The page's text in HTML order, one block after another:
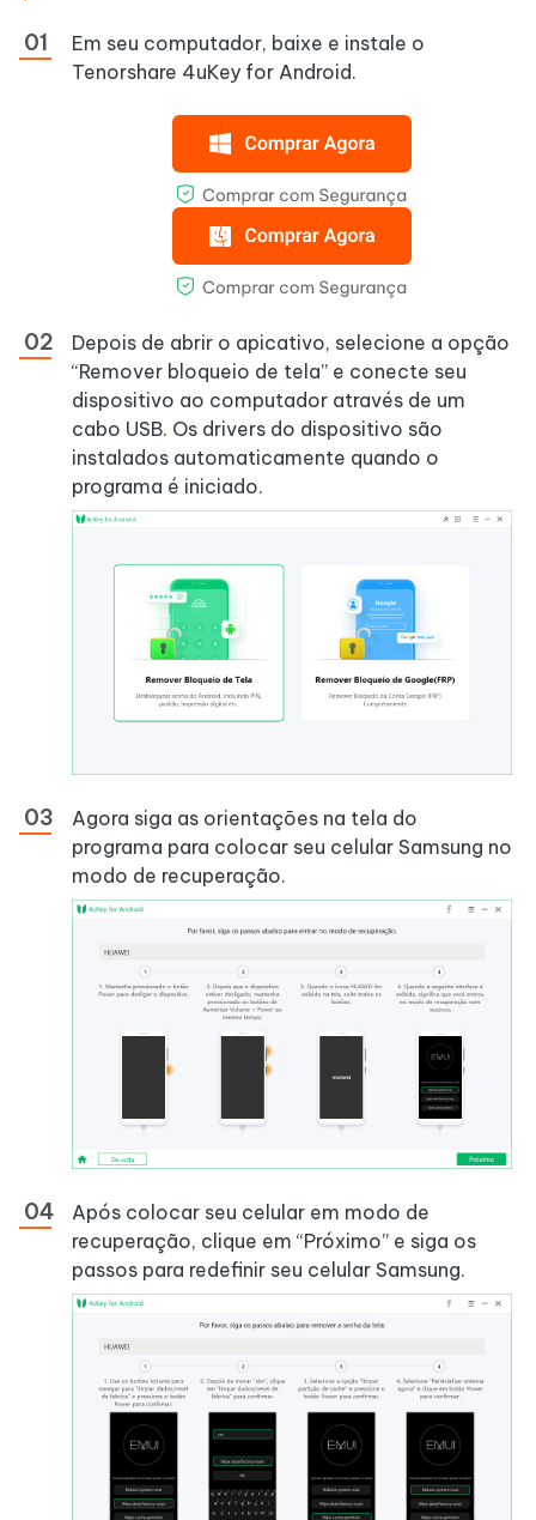
Em seu computador, baixe e instale o
Tenorshare 4uKey for Android.
Depois de abrir o apicativo, selecione a opção
“Remover bloqueio de tela” e conecte seu
dispositivo ao computador através de um
cabo USB. Os drivers do dispositivo são
instalados automaticamente quando o
programa é iniciado.
Agora siga as orientações na tela do
programa para colocar seu celular Samsung no
modo de recuperação.
Após colocar seu celular em modo de
recuperação, clique em “Próximo” e siga os
passos para redefinir seu celular Samsung.